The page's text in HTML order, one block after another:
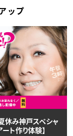
ップ
休み神戸スペシャ
ト作り体験】